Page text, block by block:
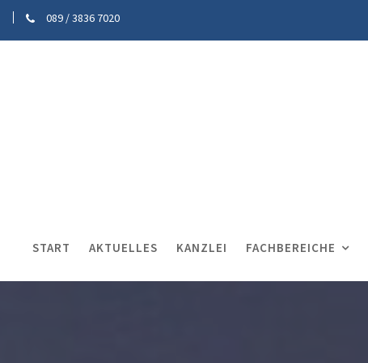
089 / 3836 7020
START AKTUELLES KANZLEI FACHBEREICHE